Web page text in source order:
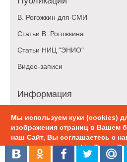
Мы используем куки (cookies)
изображения страниц в Вашем
наш Сайт, Вы соглашаетесь с
использования cookie. Также
настроить использование куки
В. Рогожкин для СМИ
Статьи В. Рогожкина
Статьи НИЦ "ЭНИО"
Видео-записи
Информация
Обучение
Сотрудничество
Наши рассылки